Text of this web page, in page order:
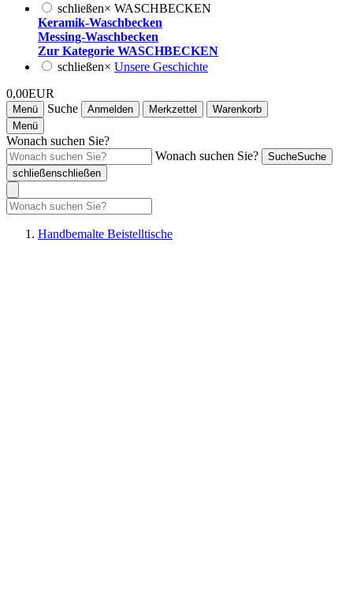
schließen× WASCHBECKEN
Keramik-Waschbecken
Messing-Waschbecken
Zur Kategorie WASCHBECKEN
schließen× Unsere Geschichte
0,00EUR
Menü Suche Anmelden Merkzettel
Warenkorb
Menü
Wonach suchen Sie?
Wonach suchen Sie?
SucheSuche
schließenschließen
Handbemalte Beistelltische